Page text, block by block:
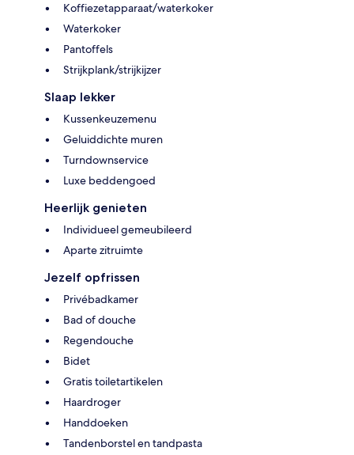
Koffiezetapparaat/waterkoker
Waterkoker
Pantoffels
Strijkplank/strijkijzer
Slaap lekker
Kussenkeuzemenu
Geluiddichte muren
Turndownservice
Luxe beddengoed
Heerlijk genieten
Individueel gemeubileerd
Aparte zitruimte
Jezelf opfrissen
Privébadkamer
Bad of douche
Regendouche
Bidet
Gratis toiletartikelen
Haardroger
Handdoeken
Tandenborstel en tandpasta